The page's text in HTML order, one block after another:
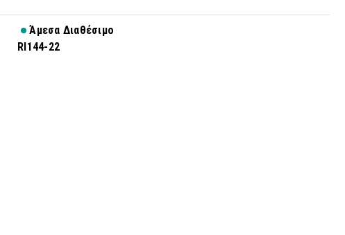
Άμεσα Διαθέσιμο
RI144-22